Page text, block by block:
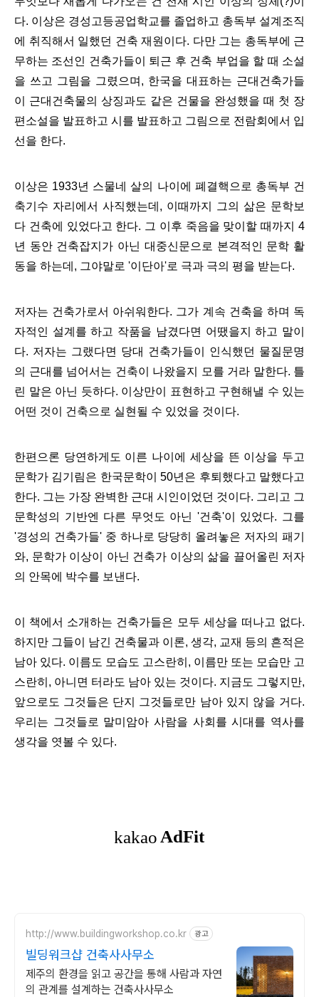
다. 이상은 경성고등공업학교를 졸업하고 총독부 설계조직
에 취직해서 일했던 건축 재원이다. 다만 그는 총독부에 근
무하는 조선인 건축가들이 퇴근 후 건축 부업을 할 때 소설
을 쓰고 그림을 그렸으며, 한국을 대표하는 근대건축가들
이 근대건축물의 상징과도 같은 건물을 완성했을 때 첫 장
편소설을 발표하고 시를 발표하고 그림으로 전람회에서 입
선을 한다.
이상은 1933년 스물네 살의 나이에 폐결핵으로 총독부 건
축기수 자리에서 사직했는데, 이때까지 그의 삶은 문학보
다 건축에 있었다고 한다. 그 이후 죽음을 맞이할 때까지 4
년 동안 건축잡지가 아닌 대중신문으로 본격적인 문학 활
동을 하는데, 그야말로 '이단아'로 극과 극의 평을 받는다.
저자는 건축가로서 아쉬워한다. 그가 계속 건축을 하며 독
자적인 설계를 하고 작품을 남겼다면 어땠을지 하고 말이
다. 저자는 그랬다면 당대 건축가들이 인식했던 물질문명
의 근대를 넘어서는 건축이 나왔을지 모를 거라 말한다. 틀
린 말은 아닌 듯하다. 이상만이 표현하고 구현해낼 수 있는
어떤 것이 건축으로 실현될 수 있었을 것이다.
한편으론 당연하게도 이른 나이에 세상을 뜬 이상을 두고
문학가 김기림은 한국문학이 50년은 후퇴했다고 말했다고
한다. 그는 가장 완벽한 근대 시인이었던 것이다. 그리고 그
문학성의 기반엔 다른 무엇도 아닌 '건축'이 있었다. 그를
'경성의 건축가들' 중 하나로 당당히 올려놓은 저자의 패기
와, 문학가 이상이 아닌 건축가 이상의 삶을 끌어올린 저자
의 안목에 박수를 보낸다.
이 책에서 소개하는 건축가들은 모두 세상을 떠나고 없다.
하지만 그들이 남긴 건축물과 이론, 생각, 교재 등의 흔적은
남아 있다. 이름도 모습도 고스란히, 이름만 또는 모습만 고
스란히, 아니면 터라도 남아 있는 것이다. 지금도 그렇지만,
앞으로도 그것들은 단지 그것들로만 남아 있지 않을 거다.
우리는 그것들로 말미암아 사람을 사회를 시대를 역사를
생각을 엿볼 수 있다.
http://www.buildingworkshop.co.kr 광고
빌딩워크샵 건축사사무소
제주의 환경을 읽고 공간을 통해 사람과 자연
의 관계를 설계하는 건축사사무소